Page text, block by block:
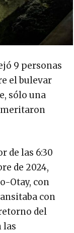
9 personas
el bulevar
sólo una
de las 6:30
de 2024,
Otay, con
con
del
las